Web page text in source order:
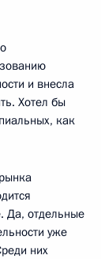
и внесла
Хотел бы
как
Да, отдельные
уже
них